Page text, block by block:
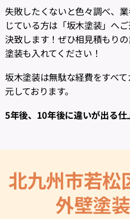
失敗したくないと色々調べ、
じている方は「坂木塗装」へ
決致します！ぜひ相見積もり
塗装も入れてください！
坂木塗装は無駄な経費をすべ
元しております。
5年後、10年後に違いが出る仕
北九州市若松
外壁塗